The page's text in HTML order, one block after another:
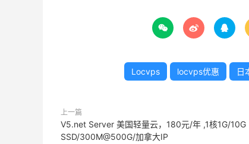
  
Locvps locvps优惠 日
上一篇
V5.net Server 美国轻量云，180元/年 ,1核1G/10G
SSD/300M@500G/加拿大IP